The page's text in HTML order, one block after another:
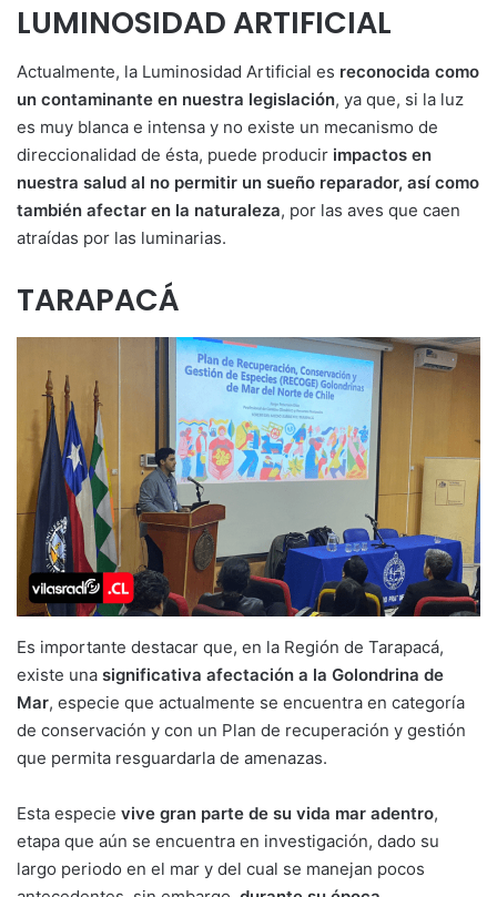
LUMINOSIDAD ARTIFICIAL
Actualmente, la Luminosidad Artificial es reconocida como
un contaminante en nuestra legislación, ya que, si la luz
es muy blanca e intensa y no existe un mecanismo de
direccionalidad de ésta, puede producir impactos en
nuestra salud al no permitir un sueño reparador, así como
también afectar en la naturaleza, por las aves que caen
atraídas por las luminarias.
TARAPACÁ
Es importante destacar que, en la Región de Tarapacá,
existe una significativa afectación a la Golondrina de
Mar, especie que actualmente se encuentra en categoría
de conservación y con un Plan de recuperación y gestión
que permita resguardarla de amenazas.
Esta especie vive gran parte de su vida mar adentro,
etapa que aún se encuentra en investigación, dado su
largo periodo en el mar y del cual se manejan pocos